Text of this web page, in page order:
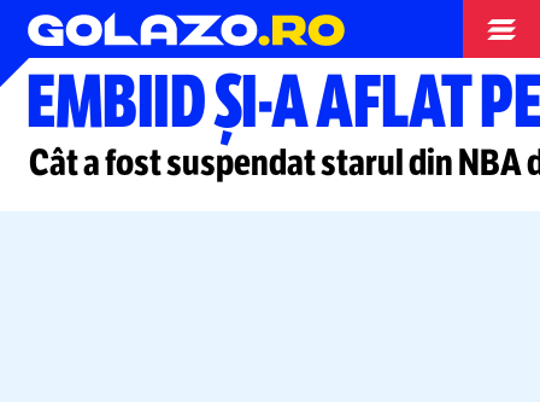
Baschet
EMBIIDȘI-AAFLAT
Cât a fost suspendat starul din NBA